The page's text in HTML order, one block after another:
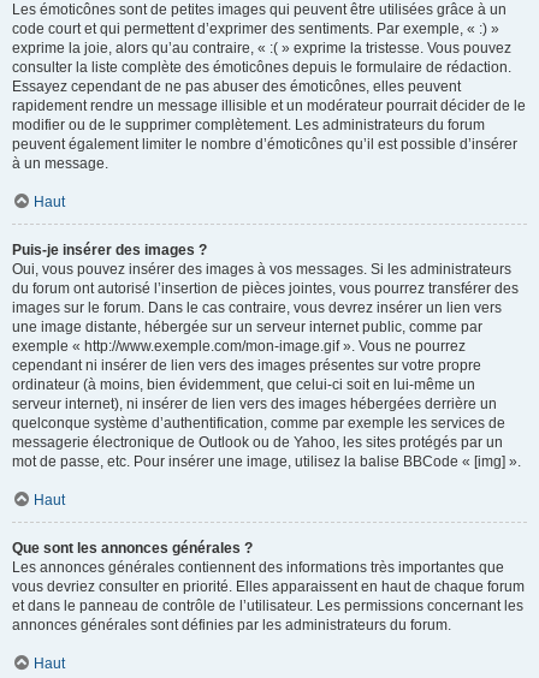
Les émoticônes sont de petites images qui peuvent être utilisées grâce à un
code court et qui permettent d’exprimer des sentiments. Par exemple, « :) »
exprime la joie, alors qu’au contraire, « :( » exprime la tristesse. Vous pouvez
consulter la liste complète des émoticônes depuis le formulaire de rédaction.
Essayez cependant de ne pas abuser des émoticônes, elles peuvent
rapidement rendre un message illisible et un modérateur pourrait décider de le
modifier ou de le supprimer complètement. Les administrateurs du forum
peuvent également limiter le nombre d’émoticônes qu’il est possible d’insérer
à un message.
Haut
Puis-je insérer des images ?
Oui, vous pouvez insérer des images à vos messages. Si les administrateurs
du forum ont autorisé l’insertion de pièces jointes, vous pourrez transférer des
images sur le forum. Dans le cas contraire, vous devrez insérer un lien vers
une image distante, hébergée sur un serveur internet public, comme par
exemple « http://www.exemple.com/mon-image.gif ». Vous ne pourrez
cependant ni insérer de lien vers des images présentes sur votre propre
ordinateur (à moins, bien évidemment, que celui-ci soit en lui-même un
serveur internet), ni insérer de lien vers des images hébergées derrière un
quelconque système d’authentification, comme par exemple les services de
messagerie électronique de Outlook ou de Yahoo, les sites protégés par un
mot de passe, etc. Pour insérer une image, utilisez la balise BBCode « [img] ».
Haut
Que sont les annonces générales ?
Les annonces générales contiennent des informations très importantes que
vous devriez consulter en priorité. Elles apparaissent en haut de chaque forum
et dans le panneau de contrôle de l’utilisateur. Les permissions concernant les
annonces générales sont définies par les administrateurs du forum.
Haut